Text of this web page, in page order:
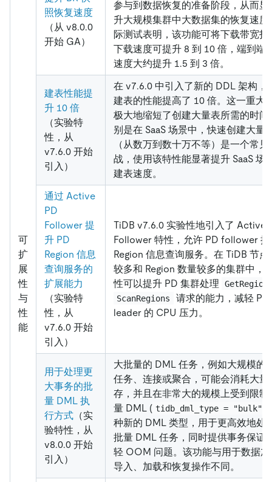
可
扩
展
性
与
性
能
照恢复速度
（从 v8.0.0
开始 GA）
参与到数据恢复的准备阶段，从而显
升大规模集群中大数据集的恢复速度
际测试表明，该功能可将下载带宽打
下载速度可提升 8 到 10 倍，端到端
速度大约提升 1.5 到 3 倍。
建表性能提
升 10 倍
（实验特
性，从
v7.6.0 开始
引入）
在 v7.6.0 中引入了新的 DDL 架构，
建表的性能提高了 10 倍。这一重大
极大地缩短了创建大量表所需的时间
别是在 SaaS 场景中，快速创建大量
（从数万到数十万不等）是一个常见
战，使用该特性能显著提升 SaaS 场
建表速度。
通过 Active
PD
Follower 提
升 PD
Region 信息
查询服务的
扩展能力
（实验特
性，从
v7.6.0 开始
引入）
TiDB v7.6.0 实验性地引入了 Active
Follower 特性，允许 PD follower 提
Region 信息查询服务。在 TiDB 节点
较多和 Region 数量较多的集群中，
性可以提升 PD 集群处理
GetRegion
ScanRegions
请求的能力，减轻 PD
leader 的 CPU 压力。
用于处理更
大事务的批
量 DML 执
行方式 （实
验特性，从
v8.0.0 开始
引入）
大批量的 DML 任务，例如大规模的
任务、连接或聚合，可能会消耗大量
存，并且在非常大的规模上受到限制
量 DML ( tidb_dml_type = "bulk"
种新的 DML 类型，用于更高效地处
批量 DML 任务，同时提供事务保证
轻 OOM 问题。该功能与用于数据
导入、加载和恢复操作不同。